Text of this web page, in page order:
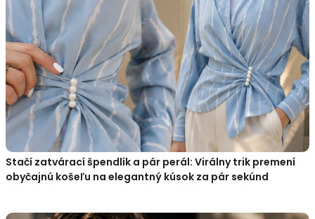
Stačí zatvárací špendlík a pár perál: Virálny trik premení
obyčajnú košeľu na elegantný kúsok za pár sekúnd